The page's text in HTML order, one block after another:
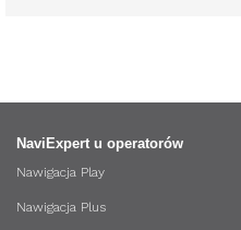
NaviExpert u operatorów
Nawigacja Play
Nawigacja Plus